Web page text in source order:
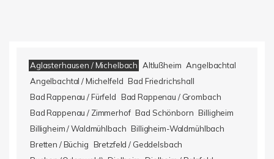
Aglasterhausen / Michelbach Altlußheim Angelbachtal
Angelbachtal / Michelfeld Bad Friedrichshall
Bad Rappenau / Fürfeld Bad Rappenau / Grombach
Bad Rappenau / Zimmerhof Bad Schönborn Billigheim
Billigheim / Waldmühlbach Billigheim-Waldmühlbach
Bretten / Büchig Bretzfeld / Geddelsbach